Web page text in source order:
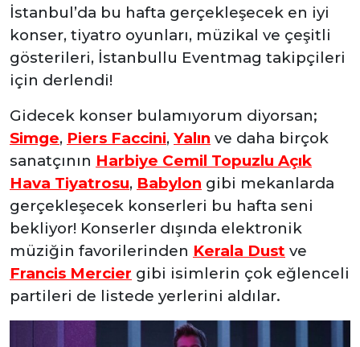
İstanbul’da bu hafta gerçekleşecek en iyi
konser, tiyatro oyunları, müzikal ve çeşitli
gösterileri, İstanbullu Eventmag takipçileri
için derlendi!
Gidecek konser bulamıyorum diyorsan;
Simge, Piers Faccini, Yalın ve daha birçok
sanatçının Harbiye Cemil Topuzlu Açık
Hava Tiyatrosu, Babylon gibi mekanlarda
gerçekleşecek konserleri bu hafta seni
bekliyor! Konserler dışında elektronik
müziğin favorilerinden Kerala Dust ve
Francis Mercier gibi isimlerin çok eğlenceli
partileri de listede yerlerini aldılar.